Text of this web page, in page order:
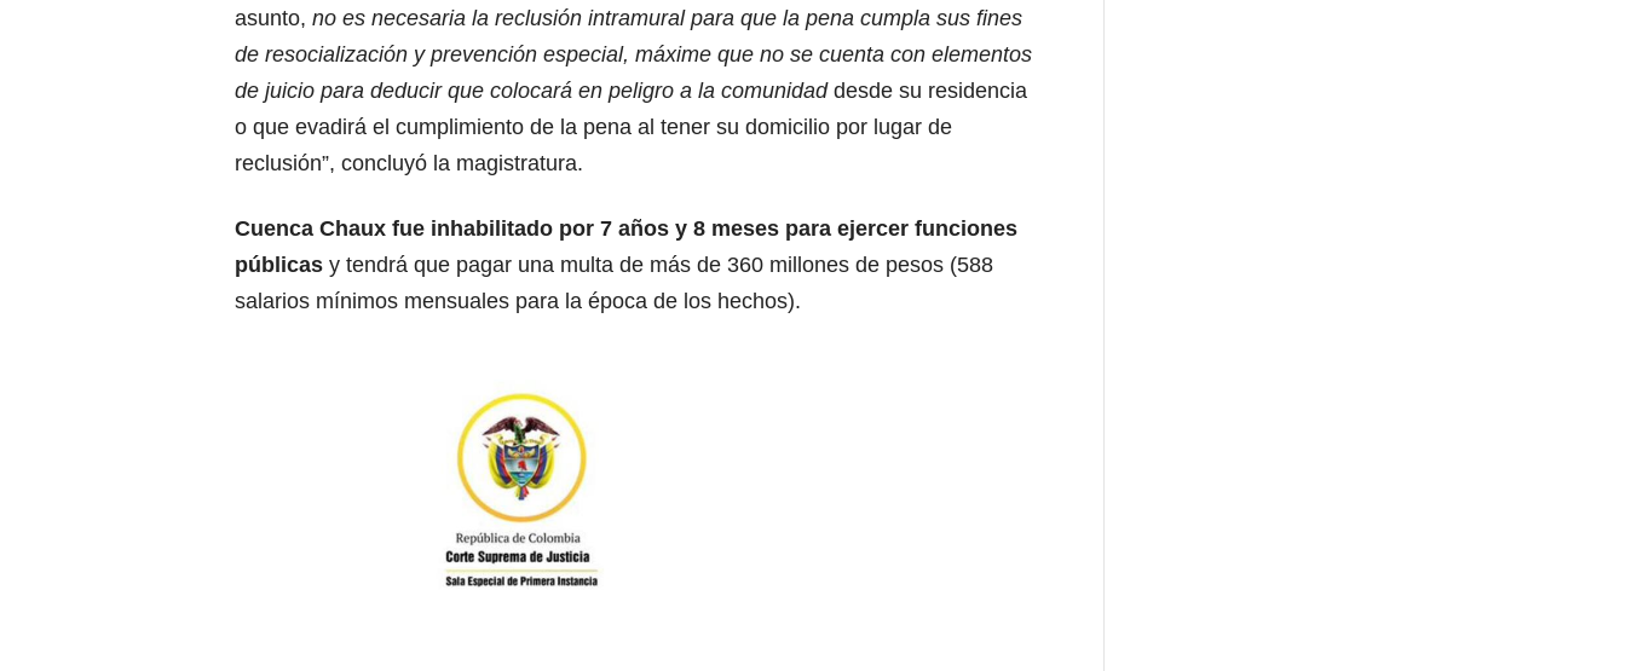
asunto, no es necesaria la reclusión intramural para que la pena cumpla sus fines
de resocialización y prevención especial, máxime que no se cuenta con elementos
de juicio para deducir que colocará en peligro a la comunidad desde su residencia
o que evadirá el cumplimiento de la pena al tener su domicilio por lugar de
reclusión”, concluyó la magistratura.
Cuenca Chaux fue inhabilitado por 7 años y 8 meses para ejercer funciones
públicas y tendrá que pagar una multa de más de 360 millones de pesos (588
salarios mínimos mensuales para la época de los hechos).